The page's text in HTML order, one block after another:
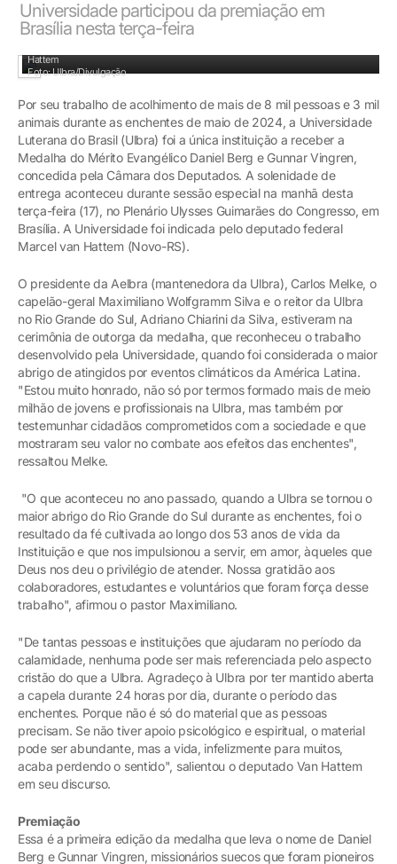
Universidade participou da premiação em
Brasília nesta terça-feira
Hattem
Foto: Ulbra/Divulgação
Por seu trabalho de acolhimento de mais de 8 mil pessoas e 3 mil
animais durante as enchentes de maio de 2024, a Universidade
Luterana do Brasil (Ulbra) foi a única instituição a receber a
Medalha do Mérito Evangélico Daniel Berg e Gunnar Vingren,
concedida pela Câmara dos Deputados. A solenidade de
entrega aconteceu durante sessão especial na manhã desta
terça-feira (17), no Plenário Ulysses Guimarães do Congresso, em
Brasília. A Universidade foi indicada pelo deputado federal
Marcel van Hattem (Novo-RS).
O presidente da Aelbra (mantenedora da Ulbra), Carlos Melke, o
capelão-geral Maximiliano Wolfgramm Silva e o reitor da Ulbra
no Rio Grande do Sul, Adriano Chiarini da Silva, estiveram na
cerimônia de outorga da medalha, que reconheceu o trabalho
desenvolvido pela Universidade, quando foi considerada o maior
abrigo de atingidos por eventos climáticos da América Latina.
"Estou muito honrado, não só por termos formado mais de meio
milhão de jovens e profissionais na Ulbra, mas também por
testemunhar cidadãos comprometidos com a sociedade e que
mostraram seu valor no combate aos efeitos das enchentes",
ressaltou Melke.
"O que aconteceu no ano passado, quando a Ulbra se tornou o
maior abrigo do Rio Grande do Sul durante as enchentes, foi o
resultado da fé cultivada ao longo dos 53 anos de vida da
Instituição e que nos impulsionou a servir, em amor, àqueles que
Deus nos deu o privilégio de atender. Nossa gratidão aos
colaboradores, estudantes e voluntários que foram força desse
trabalho", afirmou o pastor Maximiliano.
"De tantas pessoas e instituições que ajudaram no período da
calamidade, nenhuma pode ser mais referenciada pelo aspecto
cristão do que a Ulbra. Agradeço à Ulbra por ter mantido aberta
a capela durante 24 horas por dia, durante o período das
enchentes. Porque não é só do material que as pessoas
precisam. Se não tiver apoio psicológico e espiritual, o material
pode ser abundante, mas a vida, infelizmente para muitos,
acaba perdendo o sentido", salientou o deputado Van Hattem
em seu discurso.
Premiação
Essa é a primeira edição da medalha que leva o nome de Daniel
Berg e Gunnar Vingren, missionários suecos que foram pioneiros